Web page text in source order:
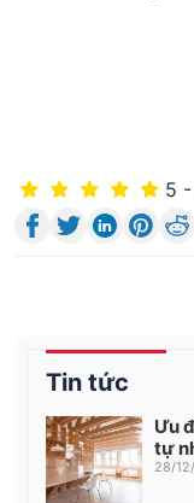
5 -
Tin tức
Ưu
tự
28/